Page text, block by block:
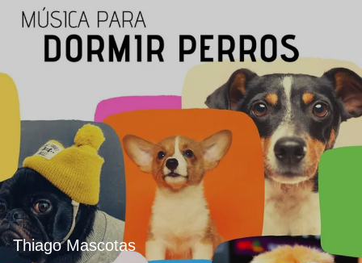
Thiago Mascotas